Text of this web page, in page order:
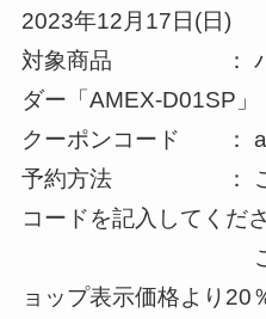
2023年12月17日(日)
対象商品 ： バイ
ダー「AMEX-D01SP」
クーポンコード ：
予約方法 ： ご予
コードを記入してくださ
ご記入いた
ョップ表示価格より20